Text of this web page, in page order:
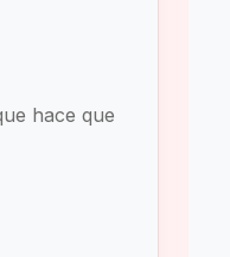
hace que